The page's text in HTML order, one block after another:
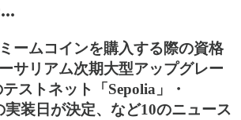
ームコインを購入する際の資格
サリアム次期大型アップグレー
ストネット「Sepolia」・
実装日が決定、など10のニュース